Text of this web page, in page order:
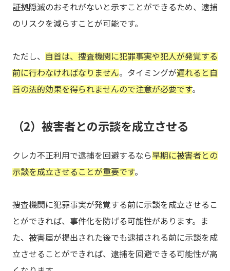
証拠隠滅のおそれがないと示すことができるため、逮捕
のリスクを減らすことが可能です。
ただし、 自首は、捜査機関に犯罪事実や犯人が発覚する
前に行わなければなりません。タイミングが遅れると自
首の法的効果を得られませんので注意が必要です。
（2）被害者との示談を成立させる
クレカ不正利用で逮捕を回避するなら早期に被害者との
示談を成立させることが重要です。
捜査機関に犯罪事実が発覚する前に示談を成立させるこ
とができれば、事件化を防げる可能性があります。ま
た、被害届が提出された後でも逮捕される前に示談を成
立させることができれば、逮捕を回避できる可能性が高